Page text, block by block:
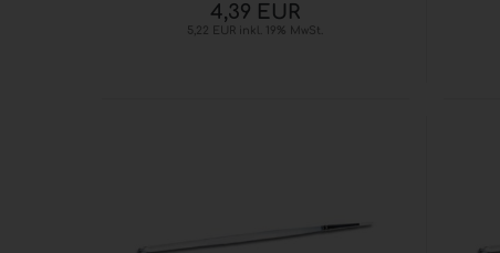
4,39 EUR
5,22 EUR inkl. 19% MwSt.